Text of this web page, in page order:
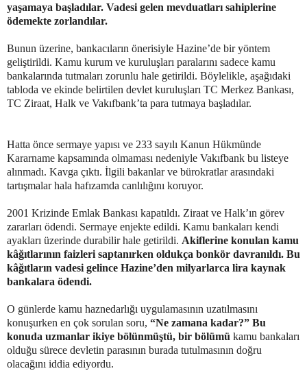
yaşamaya başladılar. Vadesi gelen mevduatları sahiplerine
ödemekte zorlandılar.
Bunun üzerine, bankacıların önerisiyle Hazine’de bir yöntem
geliştirildi. Kamu kurum ve kuruluşları paralarını sadece kamu
bankalarında tutmaları zorunlu hale getirildi. Böylelikle, aşağıdaki
tabloda ve ekinde belirtilen devlet kuruluşları TC Merkez Bankası,
TC Ziraat, Halk ve Vakıfbank’ta para tutmaya başladılar.
Hatta önce sermaye yapısı ve 233 sayılı Kanun Hükmünde
Kararname kapsamında olmaması nedeniyle Vakıfbank bu listeye
alınmadı. Kavga çıktı. İlgili bakanlar ve bürokratlar arasındaki
tartışmalar hala hafızamda canlılığını koruyor.
2001 Krizinde Emlak Bankası kapatıldı. Ziraat ve Halk’ın görev
zararları ödendi. Sermaye enjekte edildi. Kamu bankaları kendi
ayakları üzerinde durabilir hale getirildi. Akiflerine konulan kamu
kâğıtlarının faizleri saptanırken oldukça bonkör davranıldı. Bu
kâğıtların vadesi gelince Hazine’den milyarlarca lira kaynak
bankalara ödendi.
O günlerde kamu haznedarlığı uygulamasının uzatılmasını
konuşurken en çok sorulan soru, “Ne zamana kadar?” Bu
konuda uzmanlar ikiye bölünmüştü, bir bölümü kamu bankaları
olduğu sürece devletin parasının burada tutulmasının doğru
olacağını iddia ediyordu.